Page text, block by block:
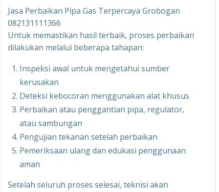
Jasa Perbaikan Pipa Gas Terpercaya Grobogan
082131111366
Untuk memastikan hasil terbaik, proses perbaikan
dilakukan melalui beberapa tahapan:
Inspeksi awal untuk mengetahui sumber
kerusakan
Deteksi kebocoran menggunakan alat khusus
Perbaikan atau penggantian pipa, regulator,
atau sambungan
Pengujian tekanan setelah perbaikan
Pemeriksaan ulang dan edukasi penggunaan
aman
Setelah seluruh proses selesai, teknisi akan